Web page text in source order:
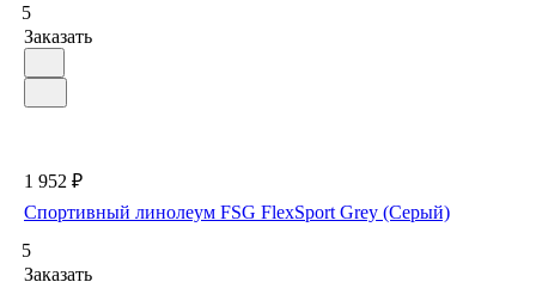
5
Заказать
1 952 ₽
Спортивный линолеум FSG FlexSport Grey (Серый)
5
Заказать